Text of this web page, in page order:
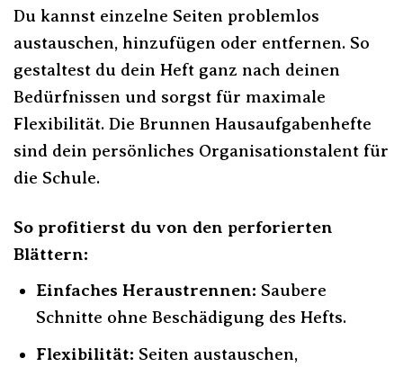
Du kannst einzelne Seiten problemlos
austauschen, hinzufügen oder entfernen. So
gestaltest du dein Heft ganz nach deinen
Bedürfnissen und sorgst für maximale
Flexibilität. Die Brunnen Hausaufgabenhefte
sind dein persönliches Organisationstalent für
die Schule.
So profitierst du von den perforierten
Blättern:
Einfaches Heraustrennen: Saubere
Schnitte ohne Beschädigung des Hefts.
Flexibilität: Seiten austauschen,